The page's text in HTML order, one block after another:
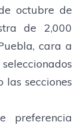
octubre de
de 2,000
cara a
secciones
preferencia